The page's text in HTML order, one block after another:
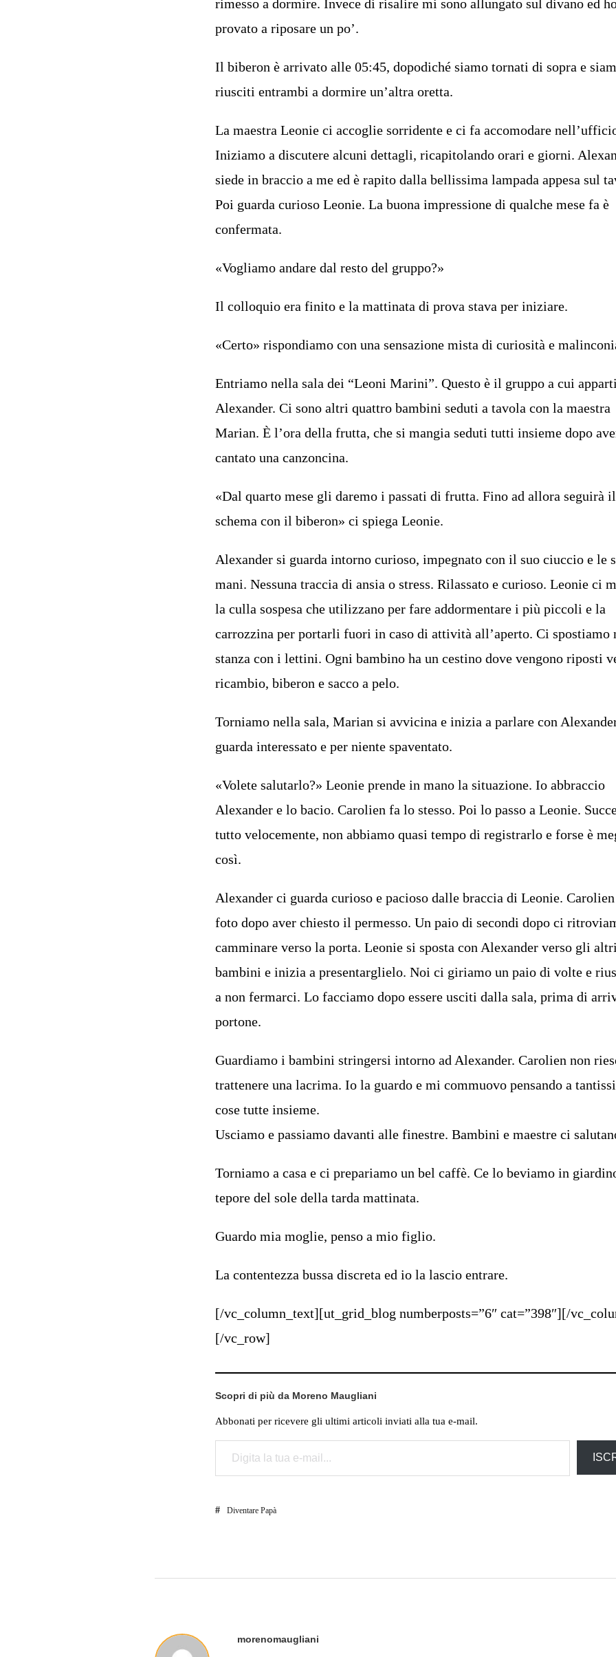
rimesso a dormire. Invece di risalire mi sono allungato sul divano ed
provato a riposare un po’.
Il biberon è arrivato alle 05:45, dopodiché siamo tornati di sopra e
riusciti entrambi a dormire un’altra oretta.
La maestra Leonie ci accoglie sorridente e ci fa accomodare
Iniziamo a discutere alcuni dettagli, ricapitolando orari e giorni.
siede in braccio a me ed è rapito dalla bellissima lampada appesa sul
Poi guarda curioso Leonie. La buona impressione di qualche mese fa è
confermata.
«Vogliamo andare dal resto del gruppo?»
Il colloquio era finito e la mattinata di prova stava per iniziare.
«Certo» rispondiamo con una sensazione mista di curiosità e
Entriamo nella sala dei “Leoni Marini”. Questo è il gruppo a cui
Alexander. Ci sono altri quattro bambini seduti a tavola con la maestra
Marian. È l’ora della frutta, che si mangia seduti tutti insieme dopo
cantato una canzoncina.
«Dal quarto mese gli daremo i passati di frutta. Fino ad allora seguirà
schema con il biberon» ci spiega Leonie.
Alexander si guarda intorno curioso, impegnato con il suo ciuccio e le
mani. Nessuna traccia di ansia o stress. Rilassato e curioso. Leonie ci
la culla sospesa che utilizzano per fare addormentare i più piccoli e la
carrozzina per portarli fuori in caso di attività all’aperto. Ci spostiamo
stanza con i lettini. Ogni bambino ha un cestino dove vengono riposti
ricambio, biberon e sacco a pelo.
Torniamo nella sala, Marian si avvicina e inizia a parlare con
guarda interessato e per niente spaventato.
«Volete salutarlo?» Leonie prende in mano la situazione. Io abbraccio
Alexander e lo bacio. Carolien fa lo stesso. Poi lo passo a Leonie.
tutto velocemente, non abbiamo quasi tempo di registrarlo e forse è
così.
Alexander ci guarda curioso e pacioso dalle braccia di Leonie.
foto dopo aver chiesto il permesso. Un paio di secondi dopo ci
camminare verso la porta. Leonie si sposta con Alexander verso gli altri
bambini e inizia a presentarglielo. Noi ci giriamo un paio di volte e
a non fermarci. Lo facciamo dopo essere usciti dalla sala, prima di
portone.
Guardiamo i bambini stringersi intorno ad Alexander. Carolien non
trattenere una lacrima. Io la guardo e mi commuovo pensando a
cose tutte insieme.
Usciamo e passiamo davanti alle finestre. Bambini e maestre ci
Torniamo a casa e ci prepariamo un bel caffè. Ce lo beviamo in
tepore del sole della tarda mattinata.
Guardo mia moglie, penso a mio figlio.
La contentezza bussa discreta ed io la lascio entrare.
[/vc_column_text][ut_grid_blog numberposts=”6″ cat=”398″][/
[/vc_row]
Scopri di più da Moreno Maugliani
Abbonati per ricevere gli ultimi articoli inviati alla tua e-mail.
Digita la tua e-mail...
Diventare Papà
morenomaugliani